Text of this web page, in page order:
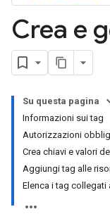
Crea e
Su questa pagina
Informazioni sui tag
Autorizzazioni
Crea chiavi e valori
Aggiungi tag alle
Elenca i tag collegati